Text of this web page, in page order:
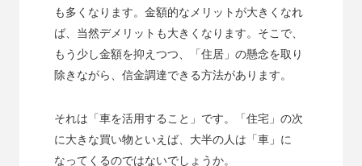
も多くなります。金額的なメリットが大きくなれ
ば、当然デメリットも大きくなります。そこで、
もう少し金額を抑えつつ、「住居」の懸念を取り
除きながら、信金調達できる方法があります。
それは「車を活用すること」です。「住宅」の次
に大きな買い物といえば、大半の人は「車」に
なってくるのではないでしょうか。